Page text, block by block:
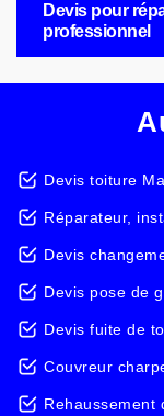
Devis pour
professionnel
Devis toiture
Réparateur,
Devis
Devis pose de
Devis fuite de
Couvreur
Rehaussement